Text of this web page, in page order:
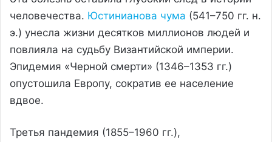
человечества. Юстинианова чума (541–750 гг. н.
э.) унесла жизни десятков миллионов людей и
повлияла на судьбу Византийской империи.
Эпидемия «Черной смерти» (1346–1353 гг.)
опустошила Европу, сократив ее население
вдвое.
Третья пандемия (1855–1960 гг.),